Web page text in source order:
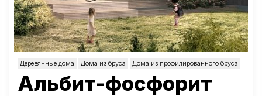
Деревянные дома Дома из бруса Дома из профилированного бруса
Альбит-фосфорит